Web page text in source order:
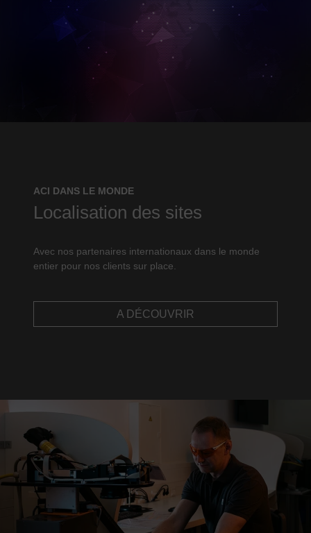
ACI DANS LE MONDE
Localisation des sites
Avec nos partenaires internationaux dans le monde
entier pour nos clients sur place.
A DÉCOUVRIR